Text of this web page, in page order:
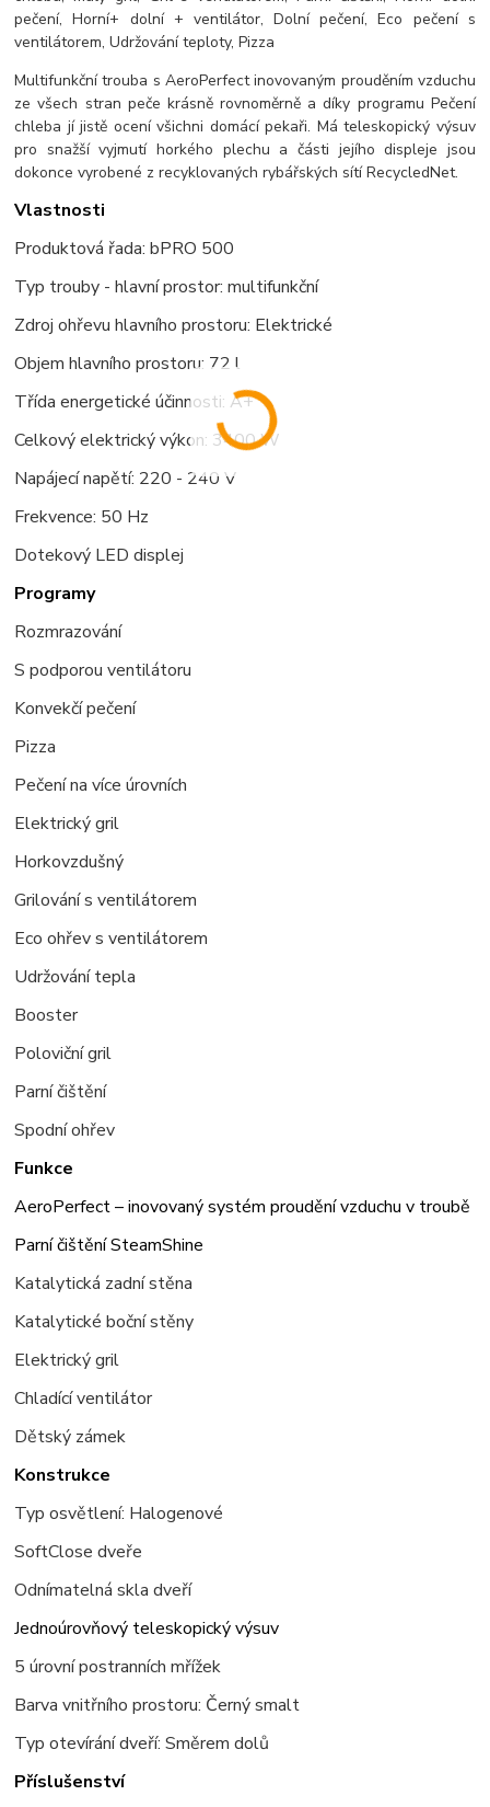
pečení, Horní+ dolní + ventilátor, Dolní pečení, Eco pečení s
ventilátorem, Udržování teploty, Pizza
Multifunkční trouba s AeroPerfect inovovaným prouděním vzduchu
ze všech stran peče krásně rovnoměrně a díky programu Pečení
chleba jí jistě ocení všichni domácí pekaři. Má teleskopický výsuv
pro snažší vyjmutí horkého plechu a části jejího displeje jsou
dokonce vyrobené z recyklovaných rybářských sítí RecycledNet.
Vlastnosti
Produktová řada: bPRO 500
Typ trouby - hlavní prostor: multifunkční
Zdroj ohřevu hlavního prostoru: Elektrické
Objem hlavního prostoru: 72 l
Třída energetické účinnosti: A+
Celkový elektrický výkon: 3400 W
Napájecí napětí: 220 - 240 V
Frekvence: 50 Hz
Dotekový LED displej
Programy
Rozmrazování
S podporou ventilátoru
Konvekčí pečení
Pizza
Pečení na více úrovních
Elektrický gril
Horkovzdušný
Grilování s ventilátorem
Eco ohřev s ventilátorem
Udržování tepla
Booster
Poloviční gril
Parní čištění
Spodní ohřev
Funkce
AeroPerfect – inovovaný systém proudění vzduchu v troubě
Parní čištění SteamShine
Katalytická zadní stěna
Katalytické boční stěny
Elektrický gril
Chladící ventilátor
Dětský zámek
Konstrukce
Typ osvětlení: Halogenové
SoftClose dveře
Odnímatelná skla dveří
Jednoúrovňový teleskopický výsuv
5 úrovní postranních mřížek
Barva vnitřního prostoru: Černý smalt
Typ otevírání dveří: Směrem dolů
Příslušenství